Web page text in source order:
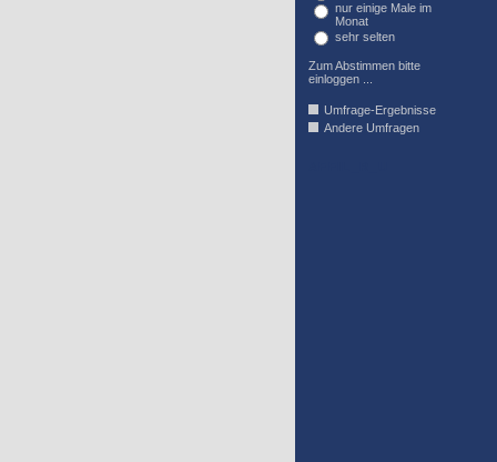
nur einige Male im
Monat
sehr selten
Zum Abstimmen bitte
einloggen ...
Umfrage-Ergebnisse
Andere Umfragen